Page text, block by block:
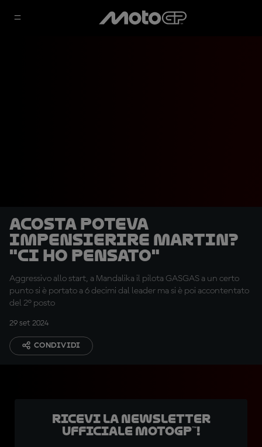
Acosta poteva
impensierire Martin?
"Ci ho pensato"
Aggressivo allo start, a Mandalika il pilota GASGAS a un certo
punto si è portato a 6 decimi dal leader ma si è poi accontentato
del 2° posto
29 set 2024
CONDIVIDI
Ricevi la newsletter
ufficiale MotoGP™!